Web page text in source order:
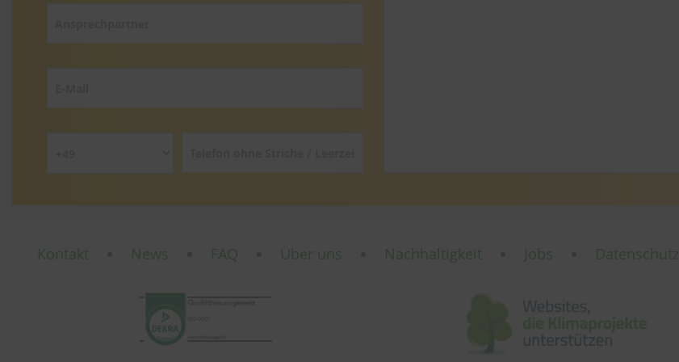
Kontakt News FAQ Über uns Nachhaltigkeit Jobs Datenschutz